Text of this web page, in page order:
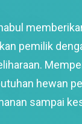
pemilik
hewan
sampai